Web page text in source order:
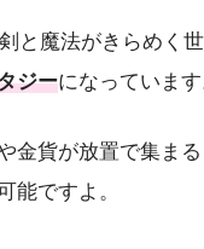
と魔法がきらめく世
ジーになっています
金貨が放置で集ま
能ですよ。